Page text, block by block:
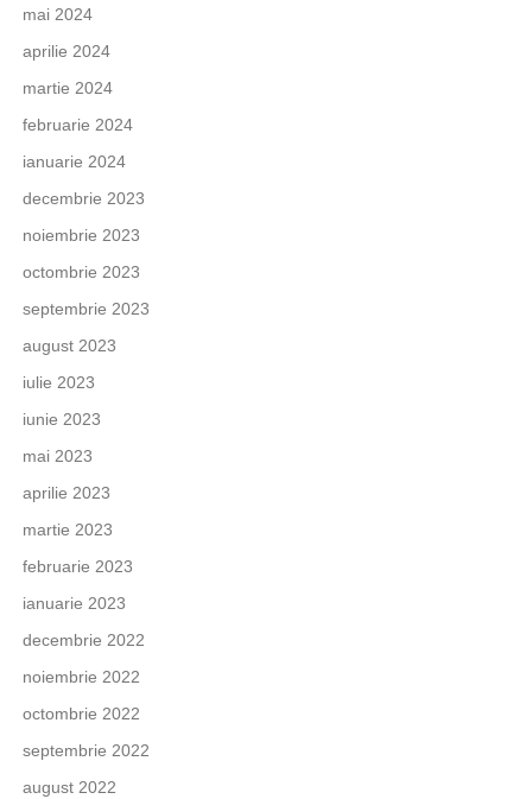
mai 2024
aprilie 2024
martie 2024
februarie 2024
ianuarie 2024
decembrie 2023
noiembrie 2023
octombrie 2023
septembrie 2023
august 2023
iulie 2023
iunie 2023
mai 2023
aprilie 2023
martie 2023
februarie 2023
ianuarie 2023
decembrie 2022
noiembrie 2022
octombrie 2022
septembrie 2022
august 2022